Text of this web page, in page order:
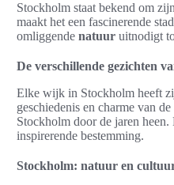
Stockholm staat bekend om zijn
maakt het een fascinerende
omliggende natuur uitnodigt
De verschillende gezichten
Elke wijk in Stockholm heeft
geschiedenis en charme van
Stockholm door de jaren
inspirerende bestemming.
Stockholm: natuur en